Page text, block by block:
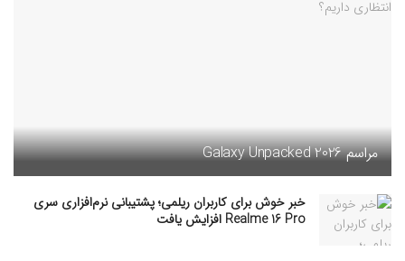
مراسم Galaxy Unpacked 2026
خبر خوش برای کاربران ریلمی؛ پشتیبانی نرم‌افزاری سری
Realme 16 Pro افزایش یافت